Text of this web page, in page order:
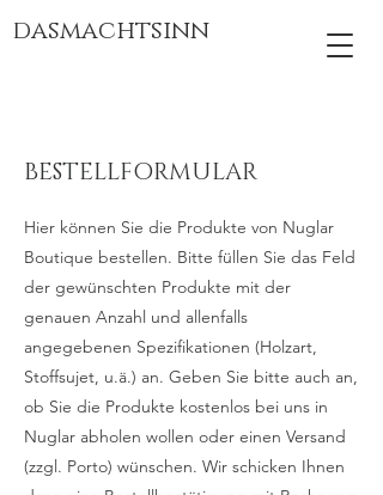
dasmachtsinn
BESTELLFORMULAR
Hier können Sie die Produkte von Nuglar
Boutique bestellen. Bitte füllen Sie das Feld
der gewünschten Produkte mit der
genauen Anzahl und allenfalls
angegebenen Spezifikationen (Holzart,
Stoffsujet, u.ä.) an. Geben Sie bitte auch an,
ob Sie die Produkte kostenlos bei uns in
Nuglar abholen wollen oder einen Versand
(zzgl. Porto) wünschen. Wir schicken Ihnen